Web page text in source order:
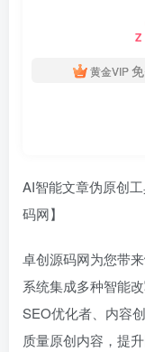
Z
黄金VIP
AI智能文章伪原创
码网】
卓创源码网为您带来
系统集成多种智能
SEO优化者、内容
质量原创内容，提